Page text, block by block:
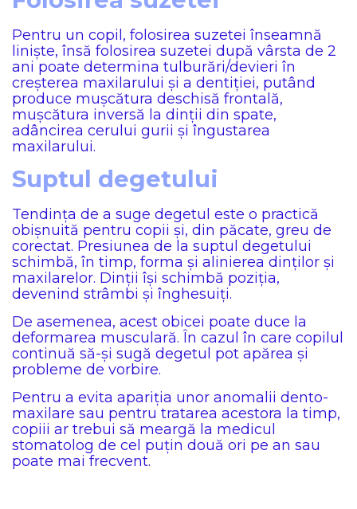
Pentru un copil, folosirea suzetei înseamnă
liniște, însă folosirea suzetei după vârsta de 2
ani poate determina tulburări/devieri în
creșterea maxilarului și a dentiției, putând
produce mușcătura deschisă frontală,
mușcătura inversă la dinții din spate,
adâncirea cerului gurii și îngustarea
maxilarului.
Suptul degetului
Tendința de a suge degetul este o practică
obișnuită pentru copii și, din păcate, greu de
corectat. Presiunea de la suptul degetului
schimbă, în timp, forma și alinierea dinților și
maxilarelor. Dinții își schimbă poziția,
devenind strâmbi și înghesuiți.
De asemenea, acest obicei poate duce la
deformarea musculară. În cazul în care copilul
continuă să-și sugă degetul pot apărea și
probleme de vorbire.
Pentru a evita apariția unor anomalii dento-
maxilare sau pentru tratarea acestora la timp,
copiii ar trebui să meargă la medicul
stomatolog de cel puțin două ori pe an sau
poate mai frecvent.